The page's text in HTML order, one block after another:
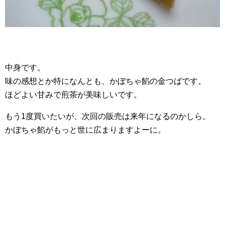
中身です。
味の感想とか特になんとも、かぼちゃ餡の金つばです。
ほどよい甘みで煎茶が美味しいです。
もう1度買いたいが、次回の販売は来年になるのかしら。
かぼちゃ餡がもっと世に広まりますよーに。